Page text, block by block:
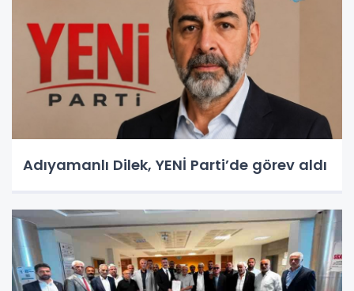
Adıyamanlı Dilek, YENİ Parti’de görev aldı